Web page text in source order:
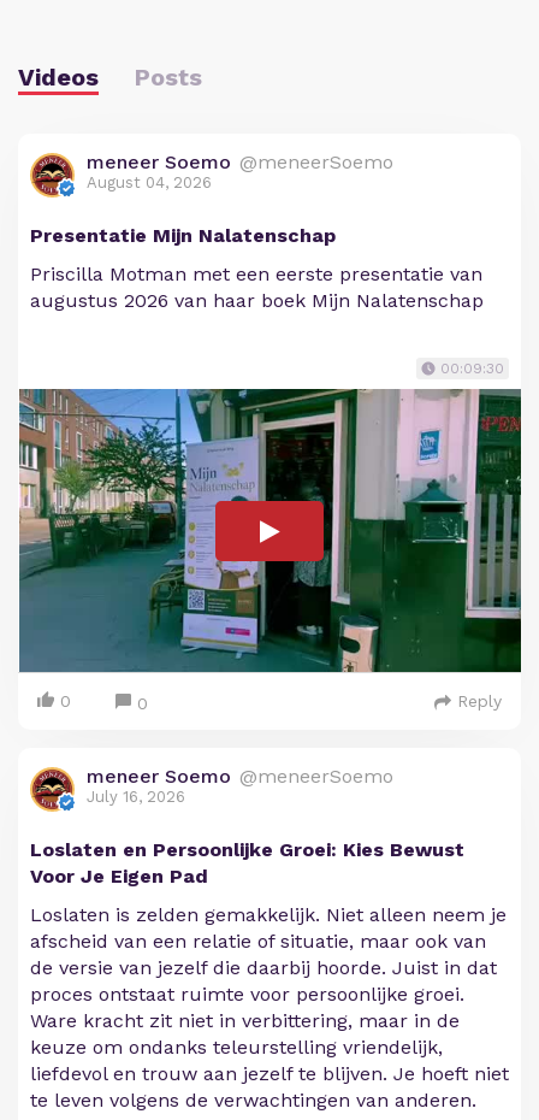
Videos Posts
meneer Soemo @meneerSoemo
August 04, 2026
Presentatie Mijn Nalatenschap
Priscilla Motman met een eerste presentatie van
augustus 2026 van haar boek Mijn Nalatenschap
00:09:30
0 0 Reply
meneer Soemo @meneerSoemo
July 16, 2026
Loslaten en Persoonlijke Groei: Kies Bewust
Voor Je Eigen Pad
Loslaten is zelden gemakkelijk. Niet alleen neem je
afscheid van een relatie of situatie, maar ook van
de versie van jezelf die daarbij hoorde. Juist in dat
proces ontstaat ruimte voor persoonlijke groei.
Ware kracht zit niet in verbittering, maar in de
keuze om ondanks teleurstelling vriendelijk,
liefdevol en trouw aan jezelf te blijven. Je hoeft niet
te leven volgens de verwachtingen van anderen.